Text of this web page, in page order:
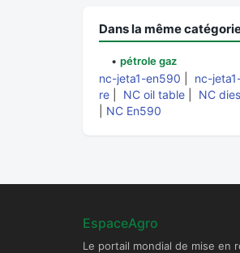
Dans la même
• pétrole gaz
nc-jeta1-en590 nc-
re
NC oil table NC
NC En590
EspaceAgro
Le portail mondial de mise en